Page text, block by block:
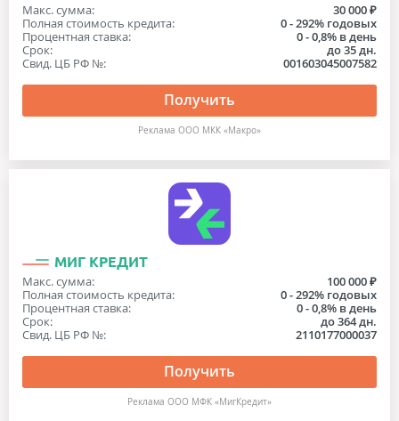
Макс. сумма:
30 000 ₽
Полная стоимость кредита:
0 - 292% годовых
Процентная ставка:
0 - 0,8% в день
Срок:
до 35 дн.
Свид. ЦБ РФ №:
001603045007582
Получить
Реклама OOO МКК «Макро»
МИГ КРЕДИТ
Макс. сумма:
100 000 ₽
Полная стоимость кредита:
0 - 292% годовых
Процентная ставка:
0 - 0,8% в день
Срок:
до 364 дн.
Свид. ЦБ РФ №:
2110177000037
Получить
Реклама ООО МФК «МигКредит»